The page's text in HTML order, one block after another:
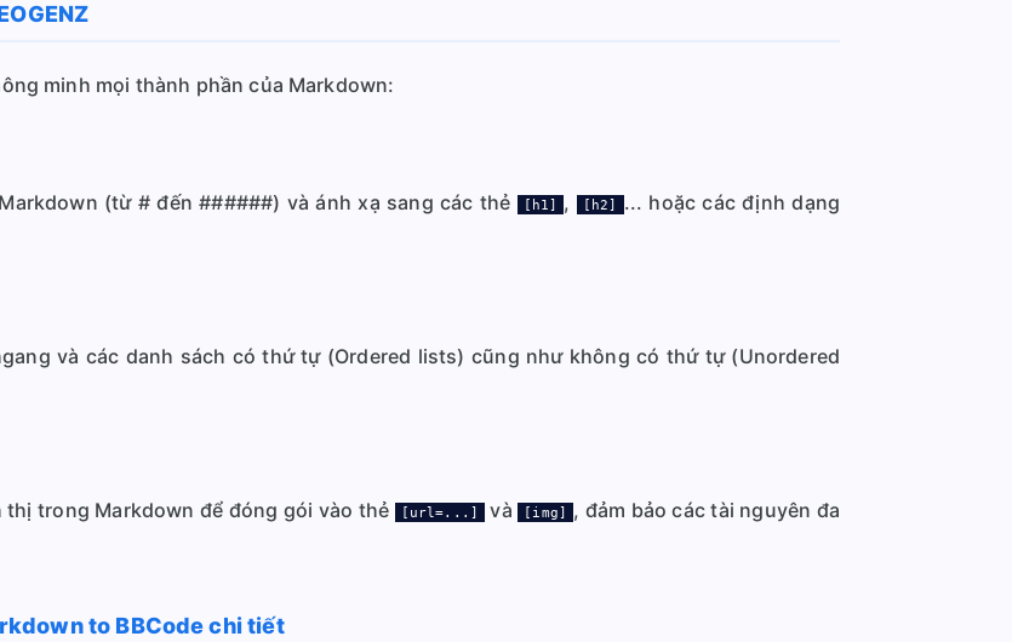
minh mọi thành phần của Markdown:
(từ # đến ######) và ánh xạ sang các thẻ [h1] , [h2]
... hoặc các định dạng
và các danh sách có thứ tự (Ordered lists) cũng như không có thứ tự (Unordered
trong Markdown để đóng gói vào thẻ [url=...] và [img]
, đảm bảo các tài nguyên đa
to BBCode chi tiết